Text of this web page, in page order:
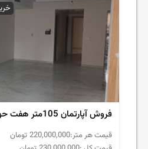
فروش آپارتمان 105متر هفت حوض کلید نخورده
قیمت هر متر:220,000,000 تومان